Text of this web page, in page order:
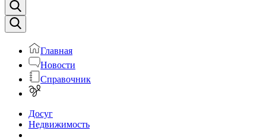
Главная
Новости
Справочник
Досуг
Недвижимость